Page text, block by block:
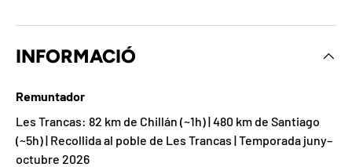
INFORMACIÓ
Remuntador
Les Trancas: 82 km de Chillán (~1h) | 480 km de Santiago
(~5h) | Recollida al poble de Les Trancas | Temporada juny–
octubre 2026